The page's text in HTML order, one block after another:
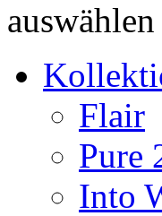
auswählen
Flair
Pure
Into